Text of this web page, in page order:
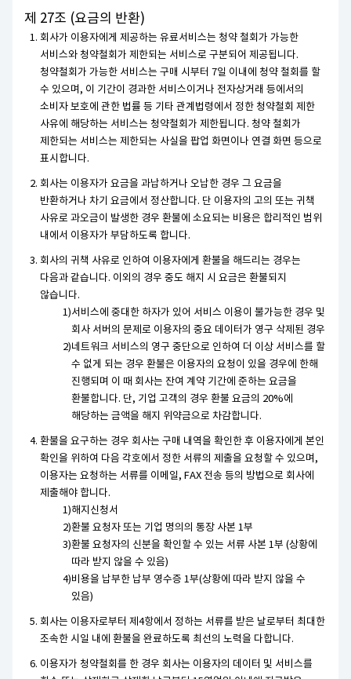
제 27조 (요금의 반환)
회사가 이용자에게 제공하는 유료서비스는 청약 철회가 가능한
서비스와 청약철회가 제한되는 서비스로 구분되어 제공됩니다.
청약철회가 가능한 서비스는 구매 시부터 7일 이내에 청약 철회를 할
수 있으며, 이 기간이 경과한 서비스이거나 전자상거래 등에서의
소비자 보호에 관한 법률 등 기타 관계법령에서 정한 청약철회 제한
사유에 해당하는 서비스는 청약철회가 제한됩니다. 청약 철회가
제한되는 서비스는 제한되는 사실을 팝업 화면이나 연결 화면 등으로
표시합니다.
회사는 이용자가 요금을 과납하거나 오납한 경우 그 요금을
반환하거나 차기 요금에서 정산합니다. 단 이용자의 고의 또는 귀책
사유로 과오금이 발생한 경우 환불에 소요되는 비용은 합리적인 범위
내에서 이용자가 부담하도록 합니다.
회사의 귀책 사유로 인하여 이용자에게 환불을 해드리는 경우는
다음과 같습니다. 이외의 경우 중도 해지 시 요금은 환불되지
않습니다.
서비스에 중대한 하자가 있어 서비스 이용이 불가능한 경우 및
회사 서버의 문제로 이용자의 중요 데이터가 영구 삭제된 경우
네트워크 서비스의 영구 중단으로 인하여 더 이상 서비스를 할
수 없게 되는 경우 환불은 이용자의 요청이 있을 경우에 한해
진행되며 이 때 회사는 잔여 계약 기간에 준하는 요금을
환불합니다. 단, 기업 고객의 경우 환불 요금의 20%에
해당하는 금액을 해지 위약금으로 차감합니다.
환불을 요구하는 경우 회사는 구매 내역을 확인한 후 이용자에게 본인
확인을 위하여 다음 각호에서 정한 서류의 제출을 요청할 수 있으며,
이용자는 요청하는 서류를 이메일, FAX 전송 등의 방법으로 회사에
제출해야 합니다.
해지신청서
환불 요청자 또는 기업 명의의 통장 사본 1부
환불 요청자의 신분을 확인할 수 있는 서류 사본 1부 (상황에
따라 받지 않을 수 있음)
비용을 납부한 납부 영수증 1부(상황에 따라 받지 않을 수
있음)
회사는 이용자로부터 제4항에서 정하는 서류를 받은 날로부터 최대한
조속한 시일 내에 환불을 완료하도록 최선의 노력을 다합니다.
이용자가 청약철회를 한 경우 회사는 이용자의 데이터 및 서비스를